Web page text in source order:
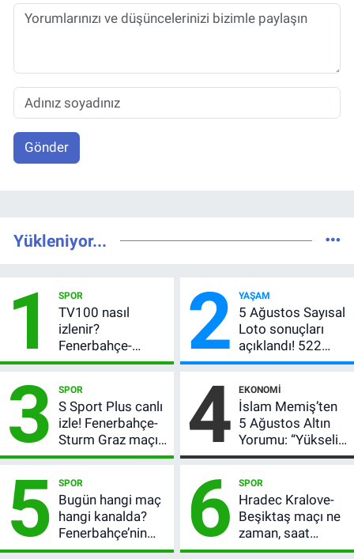
Gönder
Yükleniyor...
1 SPOR
TV100 nasıl
izlenir?
Fenerbahçe-
Sturm Graz maçı
bilgileri
2 YAŞAM
5 Ağustos Sayısal
Loto sonuçları
açıklandı! 522
milyon TL devretti
3 SPOR
S Sport Plus canlı
izle! Fenerbahçe-
Sturm Graz maçı
nasıl izlenir?
4 EKONOMI
İslam Memiş’ten
5 Ağustos Altın
Yorumu: “Yükseliş
Beklentim Devam
Kritik Uyarıyı Yaptı
5 SPOR
Bugün hangi maç
hangi kanalda?
Fenerbahçe’nin
Avrupa sınavı
6 SPOR
Hradec Kralove-
Beşiktaş maçı ne
zaman, saat
kaçta? Şifresiz